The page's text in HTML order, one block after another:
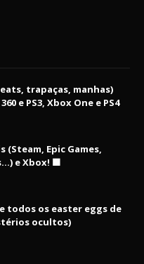
trapaças, manhas)
e PS3, Xbox One e PS4
(Steam, Epic Games,
e Xbox! 🟩
todos os easter eggs de
ocultos)